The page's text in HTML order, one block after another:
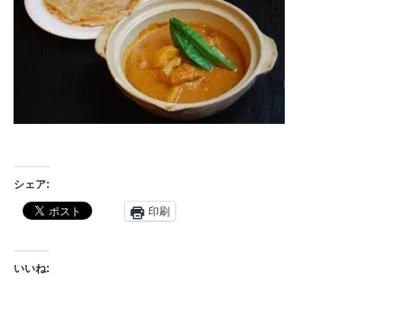
シェア:
印刷
いいね: